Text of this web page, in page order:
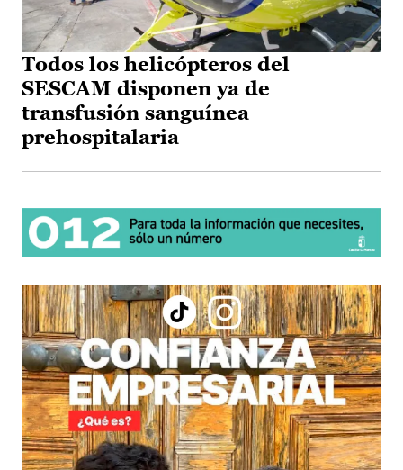
Todos los helicópteros del
SESCAM disponen ya de
transfusión sanguínea
prehospitalaria